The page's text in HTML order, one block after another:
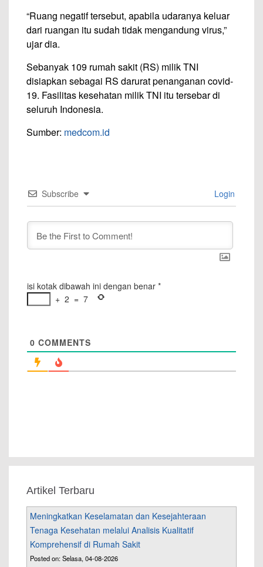
“Ruang negatif tersebut, apabila udaranya keluar
dari ruangan itu sudah tidak mengandung virus,”
ujar dia.
Sebanyak 109 rumah sakit (RS) milik TNI
disiapkan sebagai RS darurat penanganan covid-
19. Fasilitas kesehatan milik TNI itu tersebar di
seluruh Indonesia.
Sumber: medcom.id
Subscribe Login
isi kotak dibawah ini dengan benar *
+ 2 = 7
0 COMMENTS
Artikel Terbaru
Meningkatkan Keselamatan dan Kesejahteraan
Tenaga Kesehatan melalui Analisis Kualitatif
Komprehensif di Rumah Sakit
Posted on: Selasa, 04-08-2026